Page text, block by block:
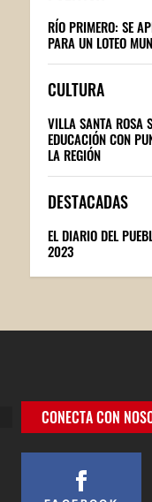
RÍO PRIMERO: SE
PARA UN LOTEO
CULTURA
VILLA SANTA ROSA
EDUCACIÓN CON
LA REGIÓN
DESTACADAS
EL DIARIO DEL
2023
CONECTA CON